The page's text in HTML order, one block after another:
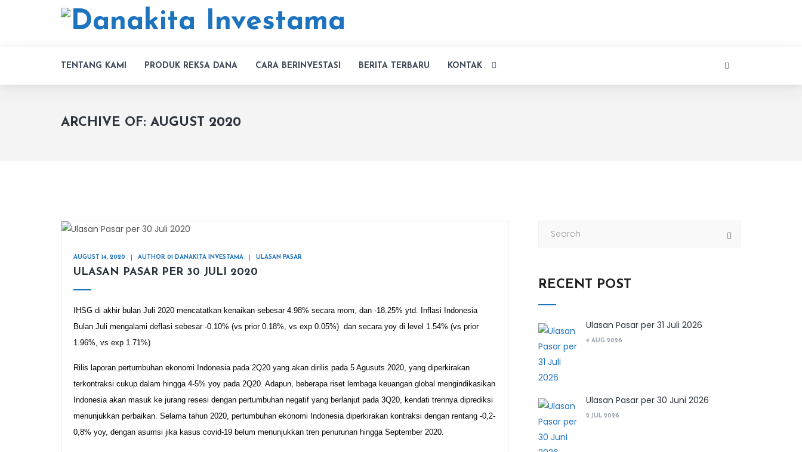
TENTANG KAMI PRODUK REKSA DANA CARA BERINVESTASI BERITA TERBARU KONTAK
ARCHIVE OF: AUGUST 2020
AUGUST 14, 2020 AUTHOR 01 DANAKITA INVESTAMA ULASAN PASAR
ULASAN PASAR PER 30 JULI 2020
IHSG di akhir bulan Juli 2020 mencatatkan kenaikan sebesar 4.98% secara mom, dan -18.25% ytd. Inflasi Indonesia
Bulan Juli mengalami deflasi sebesar -0.10% (vs prior 0.18%, vs exp 0.05%) dan secara yoy di level 1.54% (vs prior
1.96%, vs exp 1.71%)
Rilis laporan pertumbuhan ekonomi Indonesia pada 2Q20 yang akan dirilis pada 5 Agusuts 2020, yang diperkirakan
terkontraksi cukup dalam hingga 4-5% yoy pada 2Q20. Adapun, beberapa riset lembaga keuangan global mengindikasikan
Indonesia akan masuk ke jurang resesi dengan pertumbuhan negatif yang berlanjut pada 3Q20, kendati trennya diprediksi
menunjukkan perbaikan. Selama tahun 2020, pertumbuhan ekonomi Indonesia diperkirakan kontraksi dengan rentang -0,2-
0,8% yoy, dengan asumsi jika kasus covid-19 belum menunjukkan tren penurunan hingga September 2020.
RECENT POST
Ulasan Pasar per 31 Juli 2026
4 AUG 2026
Ulasan Pasar per 30 Juni 2026
2 JUL 2026